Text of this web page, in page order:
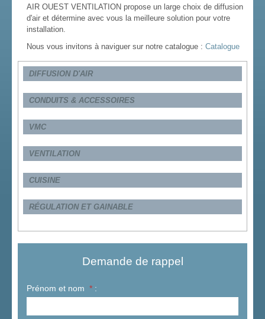
AIR OUEST VENTILATION propose un large choix de diffusion
d'air et détermine avec vous la meilleure solution pour votre
installation.
Nous vous invitons à naviguer sur notre catalogue : Catalogue
DIFFUSION D'AIR
CONDUITS & ACCESSOIRES
VMC
VENTILATION
CUISINE
RÉGULATION ET GAINABLE
Demande de rappel
Prénom et nom * :